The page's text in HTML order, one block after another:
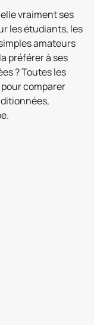
vraiment ses
les étudiants, les
amateurs
préférer à ses
? Toutes les
comparer